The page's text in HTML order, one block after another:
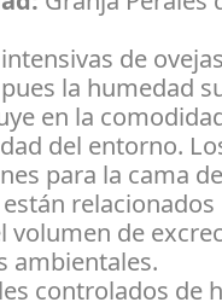
de
la humedad
en la
del entorno.
para la cama
relacionados
volumen de
ambientales.
controlados de